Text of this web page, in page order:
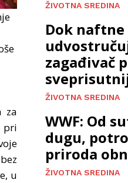
za
pri
u
ŽIVOTNA SREDINA
Dok
zagađivač
ŽIVOTNA SREDINA
WWF: Od
dugu,
priroda
ŽIVOTNA SREDINA